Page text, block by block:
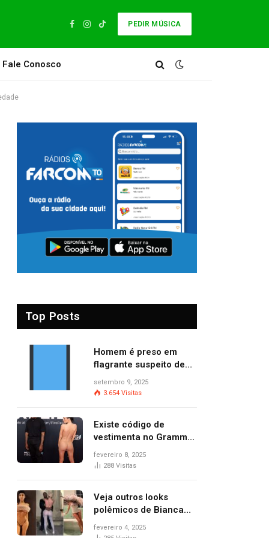
Facebook
Instagram
TikTok
PEDIR MÚSICA
Fale Conosco
Top Posts
Homem é preso em
flagrante suspeito de
provocar dois incêndios
criminosos no mesmo
setembro 9, 2025
3.654 Visitas
Existe código de
vestimenta no Grammy?
Questionamento surgiu
após Bianca Censori,
premiação
fevereiro 8, 2025
288 Visitas
Veja outros looks
polêmicos de Bianca
Censori, esposa de
Kanye West que
fevereiro 4, 2025